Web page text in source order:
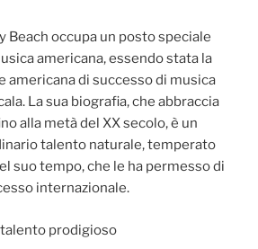
Beach occupa un posto speciale
americana, essendo stata la
americana di successo di musica
La sua biografia, che abbraccia
alla metà del XX secolo, è un
talento naturale, temperato
suo tempo, che le ha permesso di
internazionale.
prodigioso